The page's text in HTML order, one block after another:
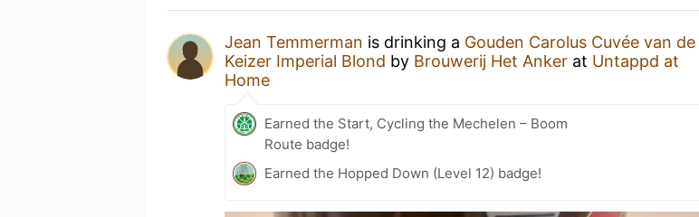
Jean Temmerman is drinking a Gouden Carolus Cuvée van de
Keizer Imperial Blond by Brouwerij Het Anker at Untappd at
Home
Earned the Start, Cycling the Mechelen – Boom
Route badge!
Earned the Hopped Down (Level 12) badge!